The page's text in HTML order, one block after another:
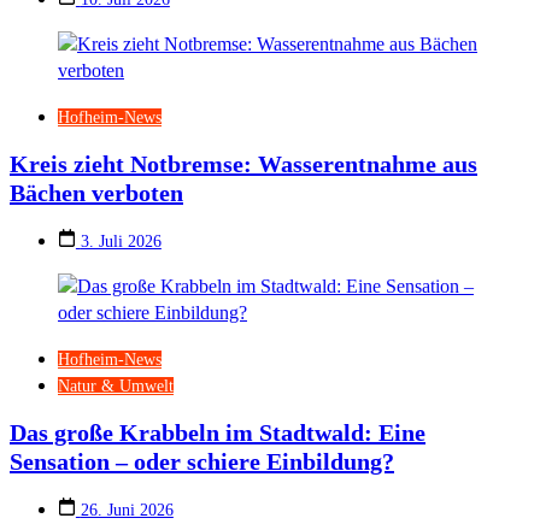
Hofheim-News
Kreis zieht Notbremse: Wasserentnahme aus
Bächen verboten
3. Juli 2026
Hofheim-News
Natur & Umwelt
Das große Krabbeln im Stadtwald: Eine
Sensation – oder schiere Einbildung?
26. Juni 2026